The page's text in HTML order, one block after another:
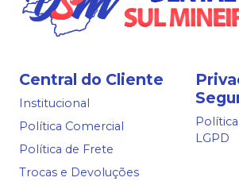
Central do Cliente
Institucional
Política Comercial
Política de Frete
Trocas e Devoluções
LGPD